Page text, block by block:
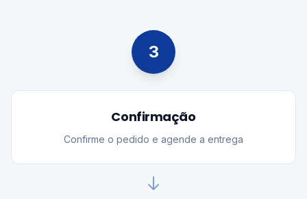
3
Confirmação
Confirme o pedido e agende a entrega